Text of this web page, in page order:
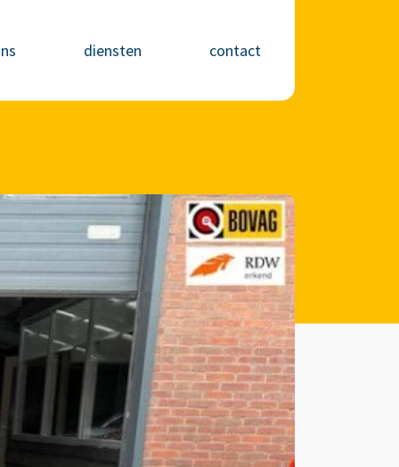
diensten contact